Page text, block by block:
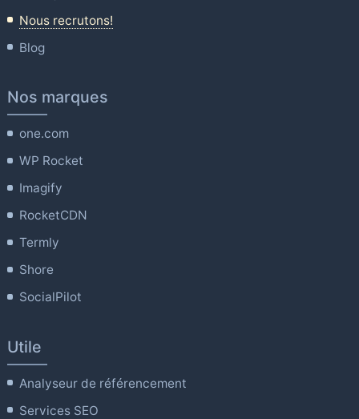
Nous recrutons!
Blog
Nos marques
one.com
WP Rocket
Imagify
RocketCDN
Termly
Shore
SocialPilot
Utile
Analyseur de référencement
Services SEO